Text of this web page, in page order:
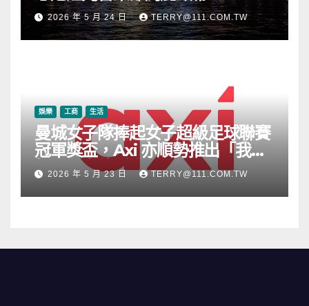
2026 年 5 月 24 日 TERRY@111.COM.TW
娛樂 工商 生活
曼城女子隊捧起女子超級足球聯賽
冠軍獎盃，Axi 亦順勢推出「我的
根源」宣傳活動
2026 年 5 月 23 日 TERRY@111.COM.TW